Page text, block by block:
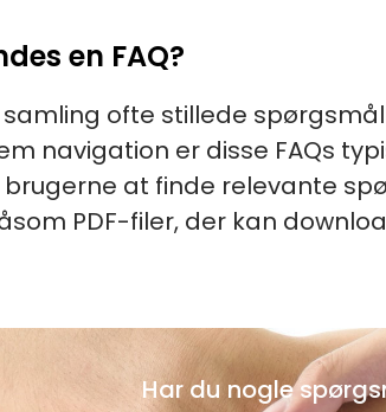
en FAQ?
samling ofte stillede
navigation er disse FAQs
at finde relevante
PDF-filer, der kan
Har du nogle